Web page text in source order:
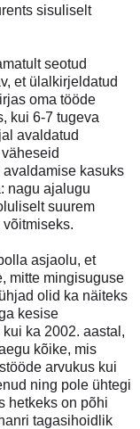
sisuliselt
seotud
et ülalkirjeldatud
oma tööde
kui 6-7 tugeva
avaldatud
kasuks
nagu ajalugu
suurem
asjaolu, et
mitte mingisuguse
olid ka näiteks
kesise
ka 2002. aastal,
kõike, mis
arvukus kui
ning pole ühtegi
hetkeks on põhi
tagasihoidlik